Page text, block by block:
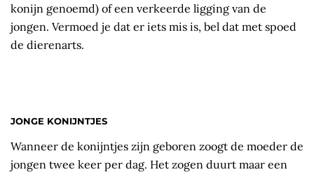
konijn genoemd) of een verkeerde ligging van de
jongen. Vermoed je dat er iets mis is, bel dat met spoed
de dierenarts.
JONGE KONIJNTJES
Wanneer de konijntjes zijn geboren zoogt de moeder de
jongen twee keer per dag. Het zogen duurt maar een